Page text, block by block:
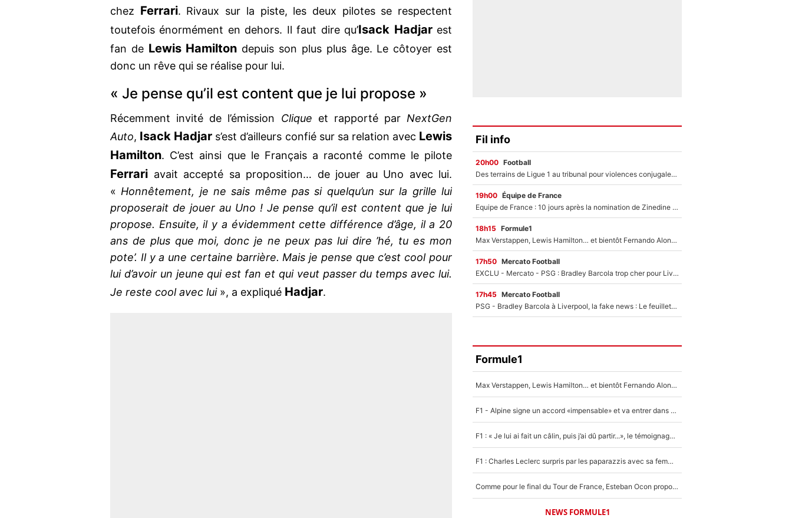
chez Ferrari. Rivaux sur la piste, les deux pilotes se respectent
toutefois énormément en dehors. Il faut dire qu’Isack Hadjarest
fan de Lewis Hamilton depuis son plus plus âge. Le côtoyer est
donc un rêve qui se réalise pour lui.
« Je pense qu’il est content que je lui propose »
Récemment invité de l’émission Clique et rapporté par NextGen
Auto, Isack Hadjar s’est d’ailleurs confié sur sa relation avec Lewis
Hamilton. C’est ainsi que le Français a raconté comme le pilote
Ferrari avait accepté sa proposition… de jouer au Uno avec lui.
«Honnêtement, je ne sais même pas si quelqu’un sur la grille lui
proposerait de jouer au Uno ! Je pense qu’il est content que je lui
propose. Ensuite, il y a évidemment cette différence d’âge, il a 20
ans de plus que moi, donc je ne peux pas lui dire ’hé, tu es mon
pote’. Il y a une certaine barrière. Mais je pense que c’est cool pour
lui d’avoir un jeune qui est fan et qui veut passer du temps avec lui.
Je reste cool avec lui», a expliqué Hadjar.
Fil info
20h00 Football
Des terrains de Ligue 1 au tribunal pour violences conjugales : Un arbitre français encourt une peine de 18 mois de prison !
19h00 Équipe de France
Equipe de France : 10 jours après la nomination de Zinedine Zidane, c'est au tour de son fils de prendre un nouveau départ !
18h15 Formule1
Max Verstappen, Lewis Hamilton… et bientôt Fernando Alonso ? Le classement des pilotes les mieux payés en Formule 1 risque de changer !
17h50 Mercato Football
EXCLU - Mercato - PSG : Bradley Barcola trop cher pour Liverpool
17h45 Mercato Football
PSG - Bradley Barcola à Liverpool, la fake news : Le feuilleton continue !
Formule1
Max Verstappen, Lewis Hamilton… et bientôt Fernando Alonso ? Le classement des pilotes les mieux payés en Formule 1 risque de changer !
F1 - Alpine signe un accord «impensable» et va entrer dans une nouvelle dimension : Grande nouvelle pour Pierre Gasly !
F1 : « Je lui ai fait un câlin, puis j’ai dû partir...», le témoignage émouvant de Max Verstappen sur sa fille
F1 : Charles Leclerc surpris par les paparazzis avec sa femme, les rumeurs étaient vraies !
Comme pour le final du Tour de France, Esteban Ocon propose un Grand Prix de Formule 1 à Paris : «Autour de l’Arc de Triomphe, ce serait génial» !
NEWS FORMULE1